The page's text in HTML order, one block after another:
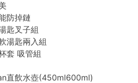
防掉鏈
匙叉子組
湯匙兩入組
套 吸管組
直飲水壺(450ml600ml)